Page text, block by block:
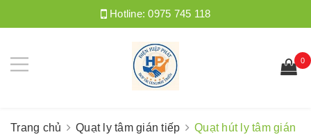
Hotline:0975 745 118
0
Trang chủ Quạt ly tâm gián tiếp
Quạt hút ly tâm gián